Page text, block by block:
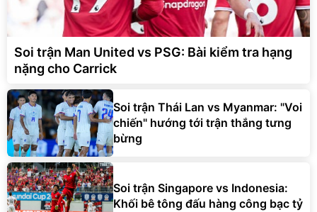
Soi trận Man United vs PSG: Bài kiểm tra hạng
nặng cho Carrick
Soi trận Thái Lan vs Myanmar: "Voi
chiến" hướng tới trận thắng tưng
bừng
Soi trận Singapore vs Indonesia:
Khối bê tông đấu hàng công bạc tỷ